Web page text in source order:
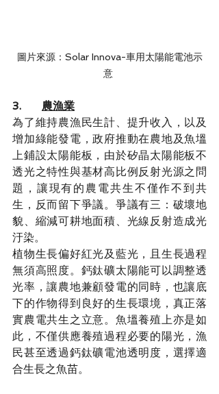
圖片來源：Solar Innova-車用太陽能電池示
意
3. 農漁業
為了維持農漁民生計、提升收入，以及
增加綠能發電，政府推動在農地及魚塭
上鋪設太陽能板，由於矽晶太陽能板不
透光之特性與基材高比例反射光源之問
題，讓現有的農電共生不僅作不到共
生，反而留下爭議。爭議有三：破壞地
貌、縮減可耕地面積、光線反射造成光
汙染。
植物生長偏好紅光及藍光，且生長過程
無須高照度。鈣鈦礦太陽能可以調整透
光率，讓農地兼顧發電的同時，也讓底
下的作物得到良好的生長環境，真正落
實農電共生之立意。魚塭養殖上亦是如
此，不僅供應養殖過程必要的陽光，漁
民甚至透過鈣鈦礦電池透明度，選擇適
合生長之魚苗。